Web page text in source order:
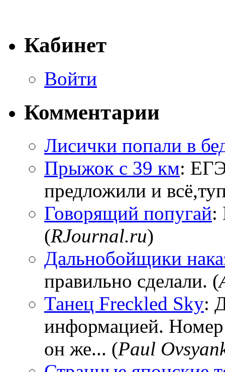
Кабинет
Войти
Комментарии
Лисички попали в
Прыжок с 39 км:
предложили и
Говорящий попугай:
(RJournal.ru)
Дальнобойщики
правильно сделали. (
Танец Freckled Sky:
информацией.
он же... (Paul